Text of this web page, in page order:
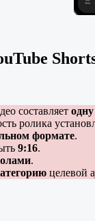
составляет
ролика
формате.
9:16.
.
целевой